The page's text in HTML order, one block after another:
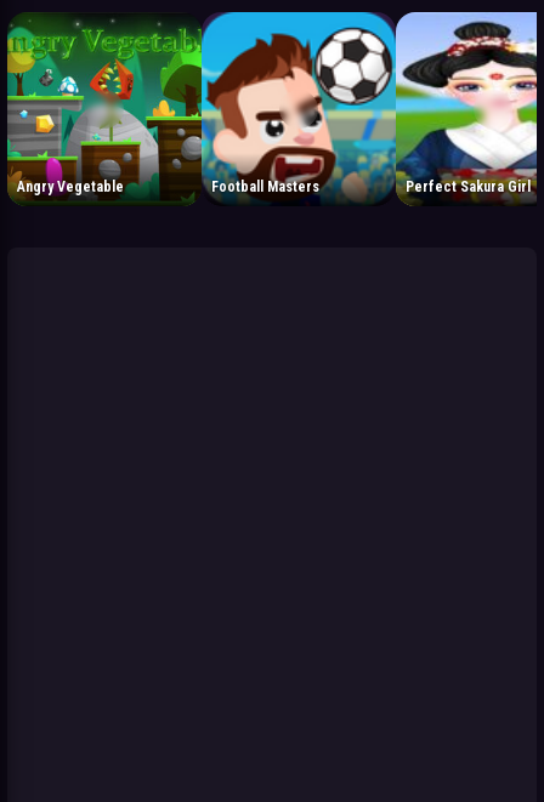
Angry Vegetable Football Masters Perfect Sakura Girl